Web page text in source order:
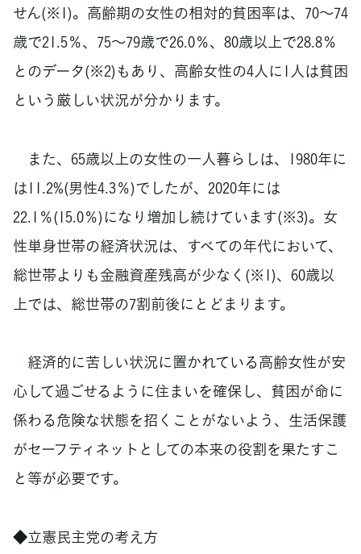
せん(※1)。高齢期の女性の相対的貧困率は、70～74
歳で21.5％、75～79歳で26.0％、80歳以上で28.8％
とのデータ(※2)もあり、高齢女性の4人に1人は貧困
という厳しい状況が分かります。
また、65歳以上の女性の一人暮らしは、1980年に
は11.2%(男性4.3％)でしたが、2020年には
22.1％(15.0％)になり増加し続けています(※3)。女
性単身世帯の経済状況は、すべての年代において、
総世帯よりも金融資産残高が少なく(※1)、60歳以
上では、総世帯の7割前後にとどまります。
経済的に苦しい状況に置かれている高齢女性が安
心して過ごせるように住まいを確保し、貧困が命に
係わる危険な状態を招くことがないよう、生活保護
がセーフティネットとしての本来の役割を果たすこ
と等が必要です。
◆立憲民主党の考え方